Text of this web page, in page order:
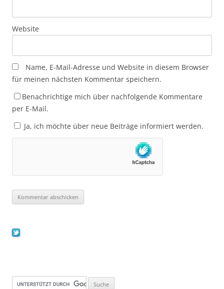
Website
Name, E-Mail-Adresse und Website in diesem Browser
für meinen nächsten Kommentar speichern.
Benachrichtige mich über nachfolgende Kommentare
per E-Mail.
Ja, ich möchte über neue Beiträge informiert werden.